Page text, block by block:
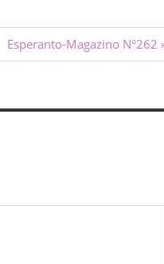
Sekva
afiŝo:
Esperanto-Magazino N°262